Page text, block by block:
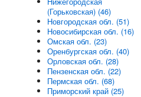
(Горьковская) (46)
Новгородская обл. (51)
Новосибирская обл. (16)
Омская обл. (23)
Оренбургская обл. (40)
Орловская обл. (28)
Пензенская обл. (22)
Пермская обл. (68)
Приморский край (25)